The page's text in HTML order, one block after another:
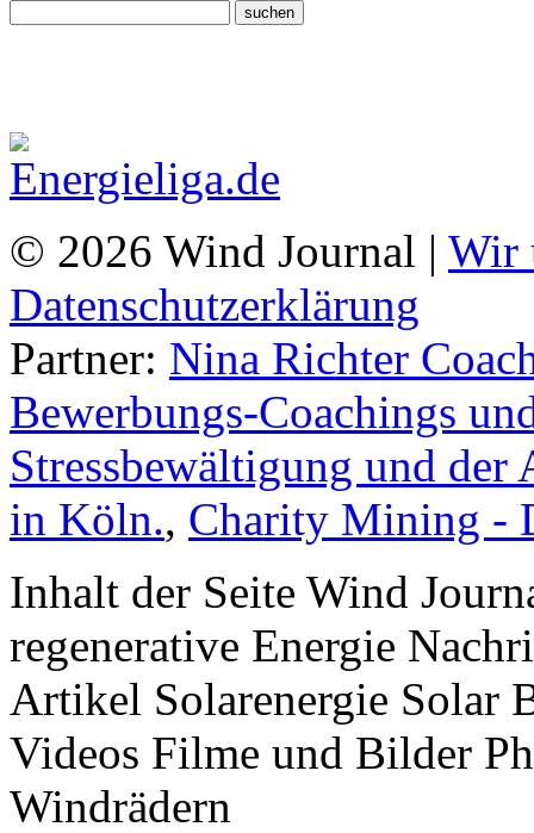
© 2026 Wind Journal | Wir
Datenschutzerklärung
Partner: Nina Richter
Bewerbungs-Coachings
Stressbewältigung und
in Köln., Charity Mining -
Inhalt der Seite Wind
regenerative Energie
Artikel Solarenergie Solar
Videos Filme und Bilder
Windrädern